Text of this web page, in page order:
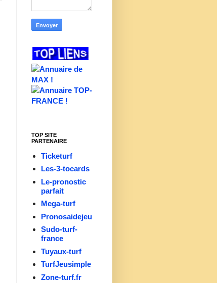
TOP SITE
PARTENAIRE
Ticketurf
Les-3-tocards
Le-pronostic
parfait
Mega-turf
Pronosaidejeu
Sudo-turf-
france
Tuyaux-turf
TurfJeusimple
Zone-turf.fr